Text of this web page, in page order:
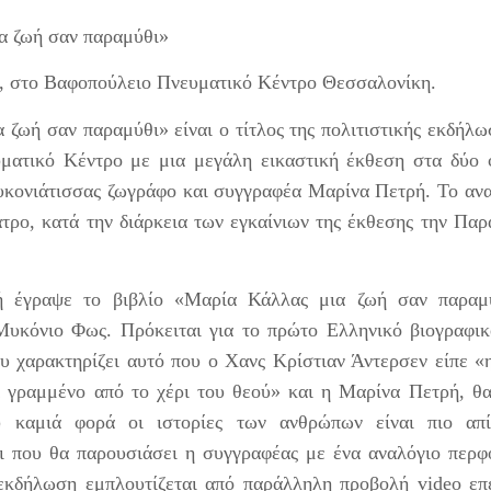
ζωή σαν παραμύθι»
στο Βαφοπούλειο Πνευματικό Κέντρο Θεσσαλονίκη.
σαν παραμύθι» είναι ο τίτλος της πολιτιστικής
Κέντρο με μια μεγάλη εικαστική έκθεση στα δύο
ζωγράφο και συγγραφέα Μαρίνα Πετρή. Το
κατά την διάρκεια των εγκαίνιων της έκθεσης την
το βιβλίο «Μαρία Κάλλας μια ζωή σαν
Φως. Πρόκειται για το πρώτο Ελληνικό
χαρακτηρίζει αυτό που ο Χανς Κρίστιαν Άντερσεν είπε
γραμμένο από το χέρι του θεού» και η Μαρίνα Πετρή,
καμιά φορά οι ιστορίες των ανθρώπων είναι πιο
θα παρουσιάσει η συγγραφέας με ένα αναλόγιο
εμπλουτίζεται από παράλληλη προβολή video
JUN
23
Ο Γ. Λουριδάς σας
προσκαλεί στο 6ο
κιν/κο φεστιβάλ "οι
μονόλογοι της
Λήδας" στο Αγρίνιο
Κινηματογραφικό Φεστιβάλ
Αγρινίου «Οι Μονόλογοι της
Λήδας» επιστρέφει με
διήμερες προβολές ταινιών
και την πρώτη φωτογραφική
έκθεση του σκηνοθέτη Γιώργου
Λουριδά στο Αγρίνιο.
Πρόγραμμα Προβολών
JUN
23
Τελετή απονομής
βραβείων
διαγωνισμού
παραμυθιού Ένωσης
Σεναριογράφων
ΚΟΥΡΟΣ
Στον καλαίσθητο χώρο των
εκδόσεων «Κούρος» του
Δημήτρη Φύκιρη φιλοξενήθηκε
η τελετή απονομής των
βραβείων του 1ου Πανελληνίου
Διαγωνισμού Παραμυθιού 5-8
ετών Ενηλίκων της Ένωσης
Σεναριογράφων Ελλάδος που
διοργανώθηκε σε συνεργασία
Πόπη Αρωνιάδα: "Χρόνος, ο Αόρατος Αφηγητής"
συλλογή διηγημάτων από τις εκδόσεις ΟΤΑΝ
παρούσα δίγλωσση έκδοση συγκεντρώνει εννέα διηγήματα
Πόπης Αρωνιάδα, στα ελληνικά και στα ιταλικά.
ευαισθησία και διεισδυτική ματιά, οι ιστορίες φωτίζουν
της ανθρώπινης ύπαρξης όπου ο χρόνος, η μνήμη, ο
και η απώλεια διαμορφώνουν τις ζωές των ηρώων. Η